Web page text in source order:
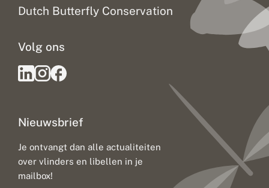
Dutch Butterfly Conservation
Nieuwsbrief
Je ontvangt dan alle actualiteiten
over vlinders en libellen in je
mailbox!
Volg ons